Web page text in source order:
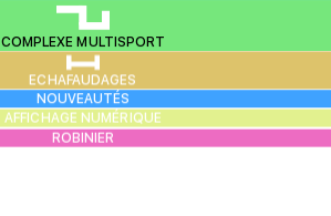
COMPLEXE MULTISPORT
ECHAFAUDAGES
NOUVEAUTÉS
AFFICHAGE NUMÉRIQUE
ROBINIER